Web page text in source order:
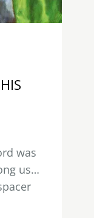
was
us…